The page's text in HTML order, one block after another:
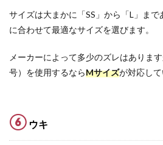
サイズは大まかに「SS」から「L」ま
に合わせて最適なサイズを選びます。
メーカーによって多少のズレはありま
号）を使用するならMサイズが対応して
⑥ ウキ